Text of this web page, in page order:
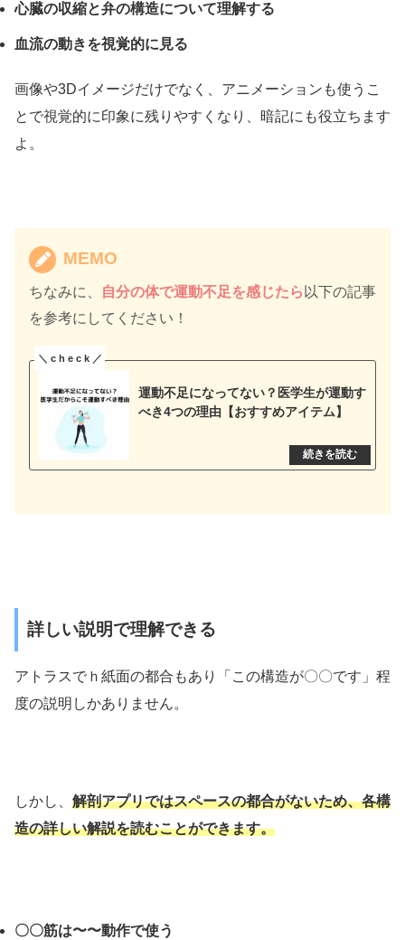
心臓の収縮と弁の構造について理解する
血流の動きを視覚的に見る
画像や3Dイメージだけでなく、アニメーションも使うこ
とで視覚的に印象に残りやすくなり、暗記にも役立ちます
よ。
MEMO
ちなみに、 自分の体で運動不足を感じたら 以下の記事
を参考にしてください！
運動不足になってない？医学生が運動す
べき4つの理由【おすすめアイテム】
詳しい説明で理解できる
アトラスでｈ紙面の都合もあり「この構造が〇〇です」程
度の説明しかありません。
しかし、 解剖アプリではスペースの都合がないため、各構
造の詳しい解説を読むことができます。
〇〇筋は〜〜動作で使う